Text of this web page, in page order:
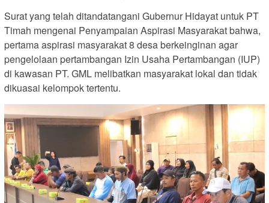
Surat yang telah ditandatangani Gubernur Hidayat untuk PT
Timah mengenai Penyampaian Aspirasi Masyarakat bahwa,
pertama aspirasi masyarakat 8 desa berkeinginan agar
pengelolaan pertambangan Izin Usaha Pertambangan (IUP)
di kawasan PT. GML melibatkan masyarakat lokal dan tidak
dikuasai kelompok tertentu.